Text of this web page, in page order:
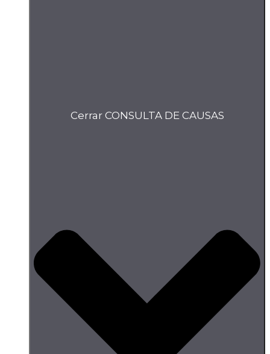
Cerrar CONSULTA DE CAUSAS